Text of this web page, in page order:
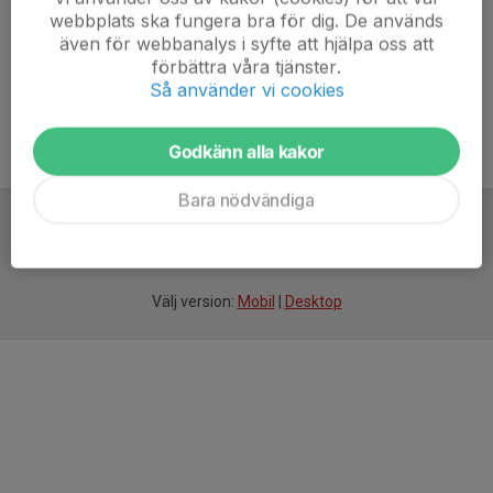
Välj version: Mobil Desktop
webbplats ska fungera bra för dig. De används
även för webbanalys i syfte att hjälpa oss att
förbättra våra tjänster.
Så använder vi cookies
Godkänn alla kakor
Bara nödvändiga